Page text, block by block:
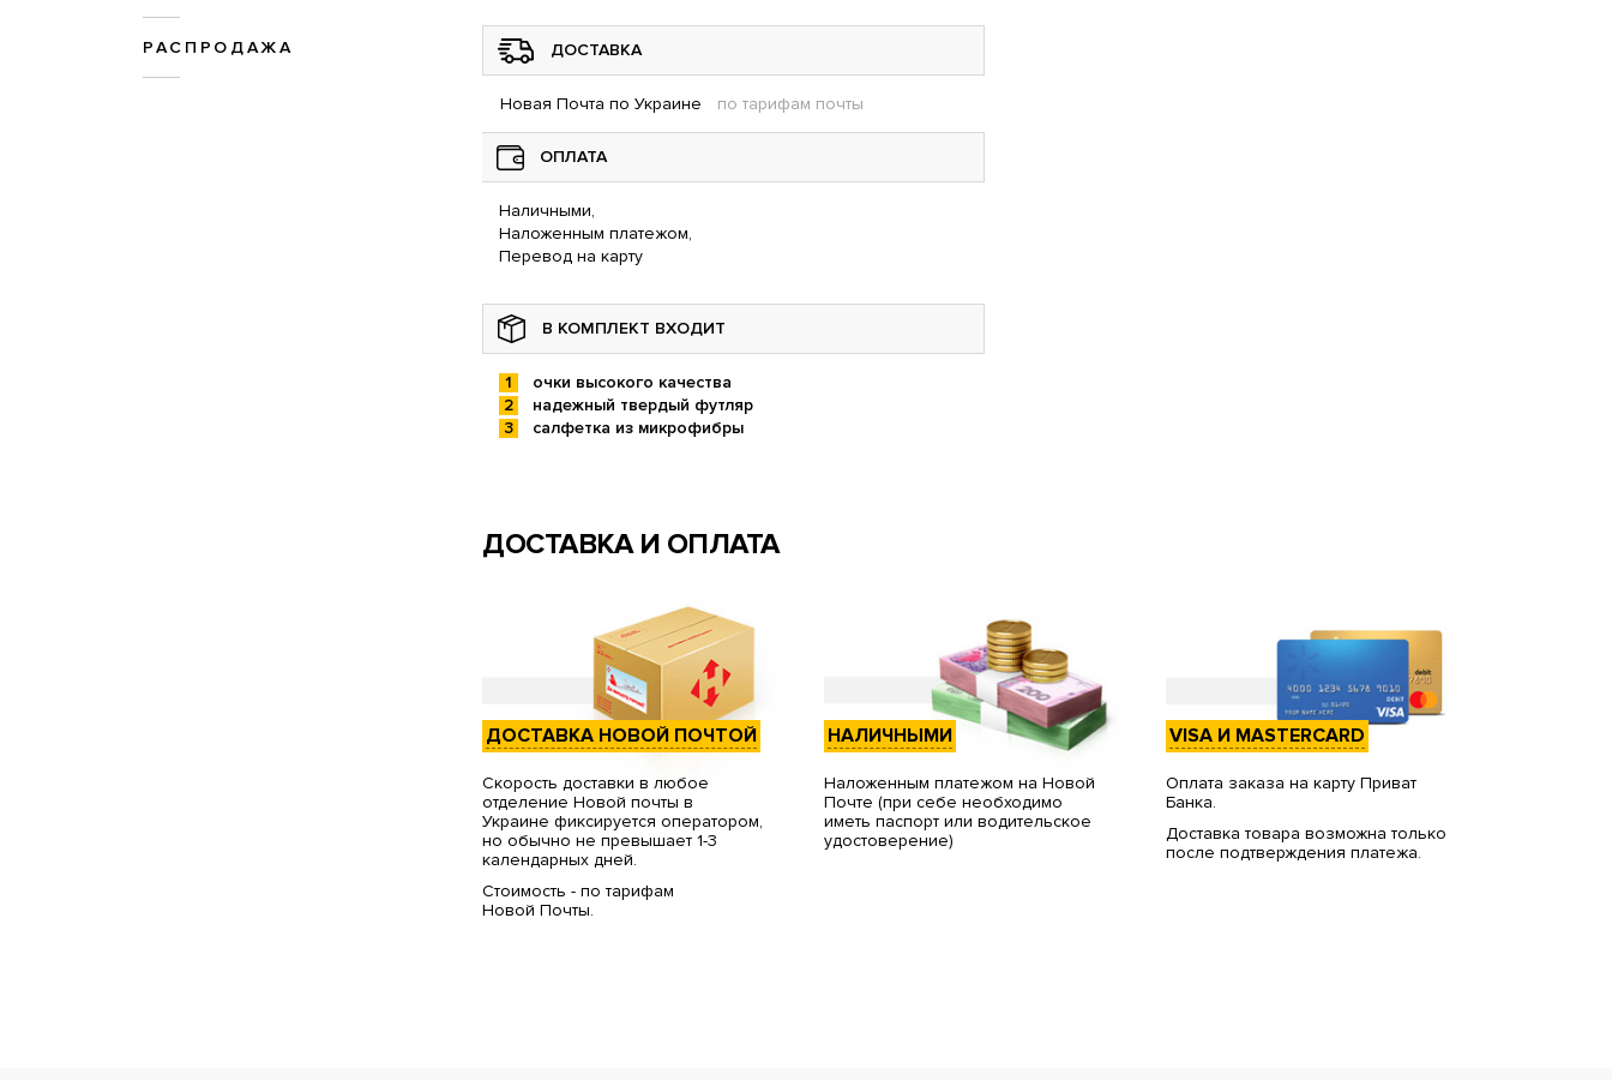
РАСПРОДАЖА ДОСТАВКА
Новая Почта по Украине по тарифам почты
ОПЛАТА
Наличными,
Наложенным платежом,
Перевод на карту
В КОМПЛЕКТ ВХОДИТ
очки высокого качества
надежный твердый футляр
салфетка из микрофибры
ДОСТАВКА И ОПЛАТА
ДОСТАВКА НОВОЙ ПОЧТОЙ
Скорость доставки в любое
отделение Новой почты в
Украине фиксируется оператором,
но обычно не превышает 1-3
календарных дней.
Стоимость - по тарифам
Новой Почты.
НАЛИЧНЫМИ
Наложенным платежом на Новой
Почте (при себе необходимо
иметь паспорт или водительское
удостоверение)
VISA И MASTERCARD
Оплата заказа на карту Приват
Банка.
Доставка товара возможна только
после подтверждения платежа.